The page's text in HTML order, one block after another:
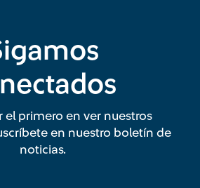
el primero en ver nuestros
en nuestro boletín de
noticias.